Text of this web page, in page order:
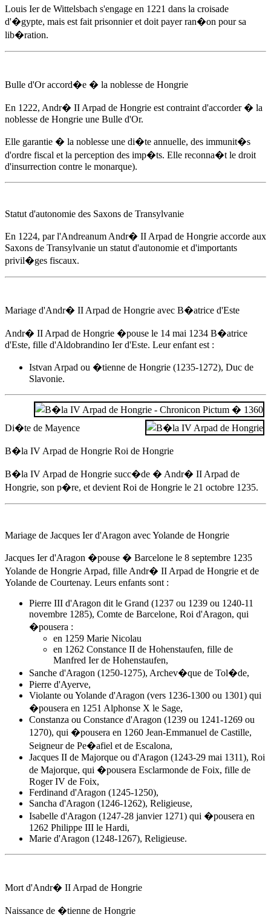
Louis Ier de Wittelsbach s'engage en 1221 dans la croisade
d'�gypte, mais est fait prisonnier et doit payer ran�on pour sa
lib�ration.
Bulle d'Or accord�e � la noblesse de Hongrie
En 1222, Andr� II Arpad de Hongrie est contraint d'accorder � la
noblesse de Hongrie une Bulle d'Or.
Elle garantie � la noblesse une di�te annuelle, des immunit�s
d'ordre fiscal et la perception des imp�ts. Elle reconna�t le droit
d'insurrection contre le monarque).
Statut d'autonomie des Saxons de Transylvanie
En 1224, par l'Andreanum Andr� II Arpad de Hongrie accorde aux
Saxons de Transylvanie un statut d'autonomie et d'importants
privil�ges fiscaux.
Mariage d'Andr� II Arpad de Hongrie avec B�atrice d'Este
Andr� II Arpad de Hongrie �pouse le 14 mai 1234 B�atrice
d'Este, fille d'Aldobrandino Ier d'Este. Leur enfant est :
Istvan Arpad ou �tienne de Hongrie (1235-1272), Duc de
Slavonie.
Di�te de Mayence
B�la IV Arpad de Hongrie Roi de Hongrie
B�la IV Arpad de Hongrie succ�de � Andr� II Arpad de
Hongrie, son p�re, et devient Roi de Hongrie le 21 octobre 1235.
Mariage de Jacques Ier d'Aragon avec Yolande de Hongrie
Jacques Ier d'Aragon �pouse � Barcelone le 8 septembre 1235
Yolande de Hongrie Arpad, fille Andr� II Arpad de Hongrie et de
Yolande de Courtenay. Leurs enfants sont :
Pierre III d'Aragon dit le Grand (1237 ou 1239 ou 1240-11
novembre 1285), Comte de Barcelone, Roi d'Aragon, qui
�pousera :
en 1259 Marie Nicolau
en 1262 Constance II de Hohenstaufen, fille de
Manfred Ier de Hohenstaufen,
Sanche d'Aragon (1250-1275), Archev�que de Tol�de,
Pierre d'Ayerve,
Violante ou Yolande d'Aragon (vers 1236-1300 ou 1301) qui
�pousera en 1251 Alphonse X le Sage,
Constanza ou Constance d'Aragon (1239 ou 1241-1269 ou
1270), qui �pousera en 1260 Jean-Emmanuel de Castille,
Seigneur de Pe�afiel et de Escalona,
Jacques II de Majorque ou d'Aragon (1243-29 mai 1311), Roi
de Majorque, qui �pousera Esclarmonde de Foix, fille de
Roger IV de Foix,
Ferdinand d'Aragon (1245-1250),
Sancha d'Aragon (1246-1262), Religieuse,
Isabelle d'Aragon (1247-28 janvier 1271) qui �pousera en
1262 Philippe III le Hardi,
Marie d'Aragon (1248-1267), Religieuse.
Mort d'Andr� II Arpad de Hongrie
Naissance de �tienne de Hongrie